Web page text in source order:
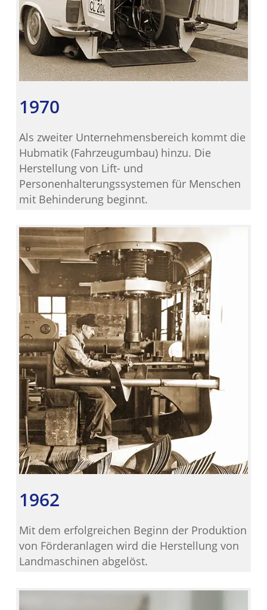
1970
Als zweiter Unternehmensbereich kommt die
Hubmatik (Fahrzeugumbau) hinzu. Die
Herstellung von Lift- und
Personenhalterungssystemen für Menschen
mit Behinderung beginnt.
1962
Mit dem erfolgreichen Beginn der Produktion
von Förderanlagen wird die Herstellung von
Landmaschinen abgelöst.